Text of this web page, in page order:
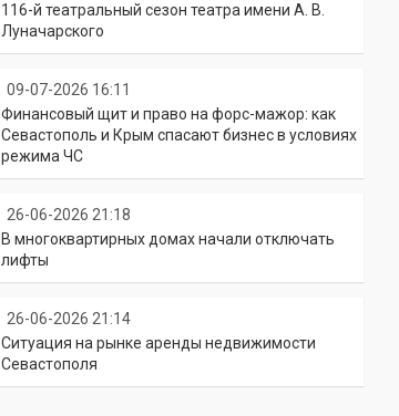
116-й театральный сезон театра имени А. В.
Луначарского
09-07-2026 16:11
Финансовый щит и право на форс-мажор: как
Севастополь и Крым спасают бизнес в условиях
режима ЧС
26-06-2026 21:18
В многоквартирных домах начали отключать
лифты
26-06-2026 21:14
Ситуация на рынке аренды недвижимости
Севастополя